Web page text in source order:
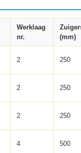
Werklaag
nr.
(mm)
2 250
2 250
2 250
4 500